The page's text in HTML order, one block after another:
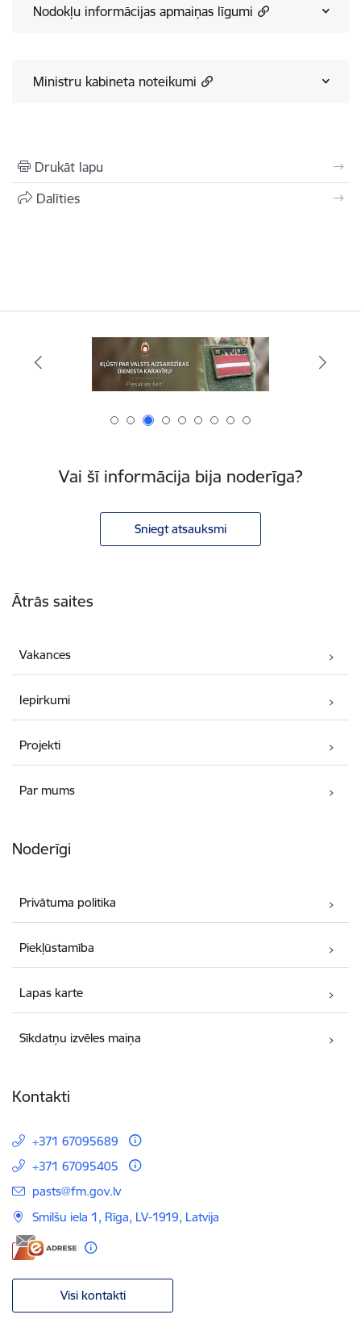
Nodokļu informācijas apmaiņas līgumi
Ministru kabineta noteikumi
Drukāt lapu
Dalīties
Vai šī informācija bija noderīga?
Sniegt atsauksmi
Ātrās saites
Vakances
Iepirkumi
Projekti
Par mums
Noderīgi
Privātuma politika
Piekļūstamība
Lapas karte
Sīkdatņu izvēles maiņa
Kontakti
+371 67095689
+371 67095405
E-pasts:
pasts@fm.gov.lv
Smilšu iela 1, Rīga, LV-1919, Latvija
Visi kontakti